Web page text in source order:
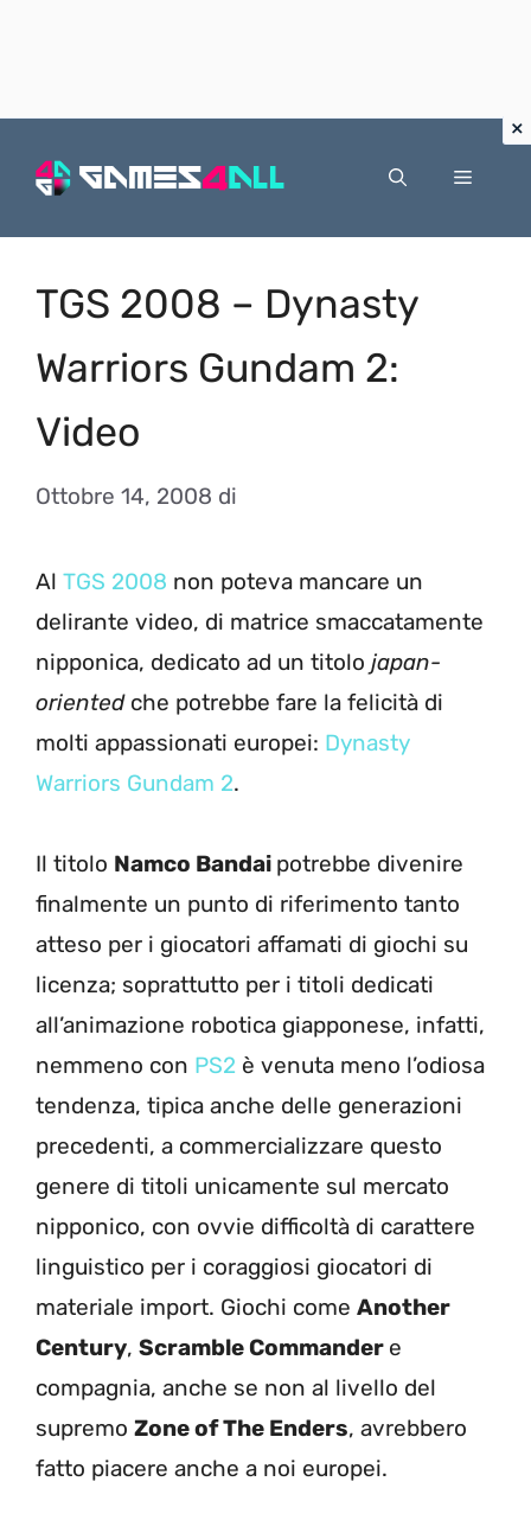
Menu
TGS 2008 – Dynasty
Warriors Gundam 2:
Video
Ottobre 14, 2008 di
Al TGS 2008 non poteva mancare un
delirante video, di matrice smaccatamente
nipponica, dedicato ad un titolo japan-
oriented che potrebbe fare la felicità di
molti appassionati europei: Dynasty
Warriors Gundam 2.
Il titolo Namco Bandai potrebbe divenire
finalmente un punto di riferimento tanto
atteso per i giocatori affamati di giochi su
licenza; soprattutto per i titoli dedicati
all’animazione robotica giapponese, infatti,
nemmeno con PS2 è venuta meno l’odiosa
tendenza, tipica anche delle generazioni
precedenti, a commercializzare questo
genere di titoli unicamente sul mercato
nipponico, con ovvie difficoltà di carattere
linguistico per i coraggiosi giocatori di
materiale import. Giochi come Another
Century, Scramble Commander e
compagnia, anche se non al livello del
supremo Zone of The Enders, avrebbero
fatto piacere anche a noi europei.